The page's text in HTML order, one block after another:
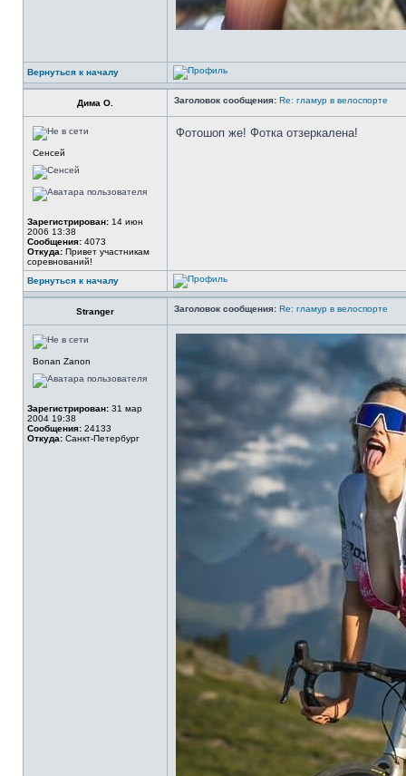
Вернуться к началу
Дима О. Заголовок сообщения: Re: гламур в велоспорте
Сенсей
Зарегистрирован: 14 июн
2006 13:38
Сообщения: 4073
Откуда: Привет участникам
соревнований!
Фотошоп же! Фотка отзеркалена!
Вернуться к началу
Stranger Заголовок сообщения: Re: гламур в велоспорте
Bonan Zanon
Зарегистрирован: 31 мар
2004 19:38
Сообщения: 24133
Откуда: Санкт-Петербург